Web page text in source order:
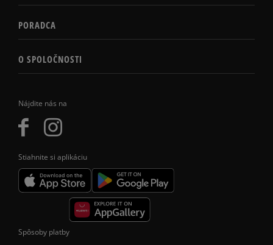
Nájdite nás na
Stiahnite si aplikáciu
PORADCA
O SPOLOČNOSTI
Spôsoby platby